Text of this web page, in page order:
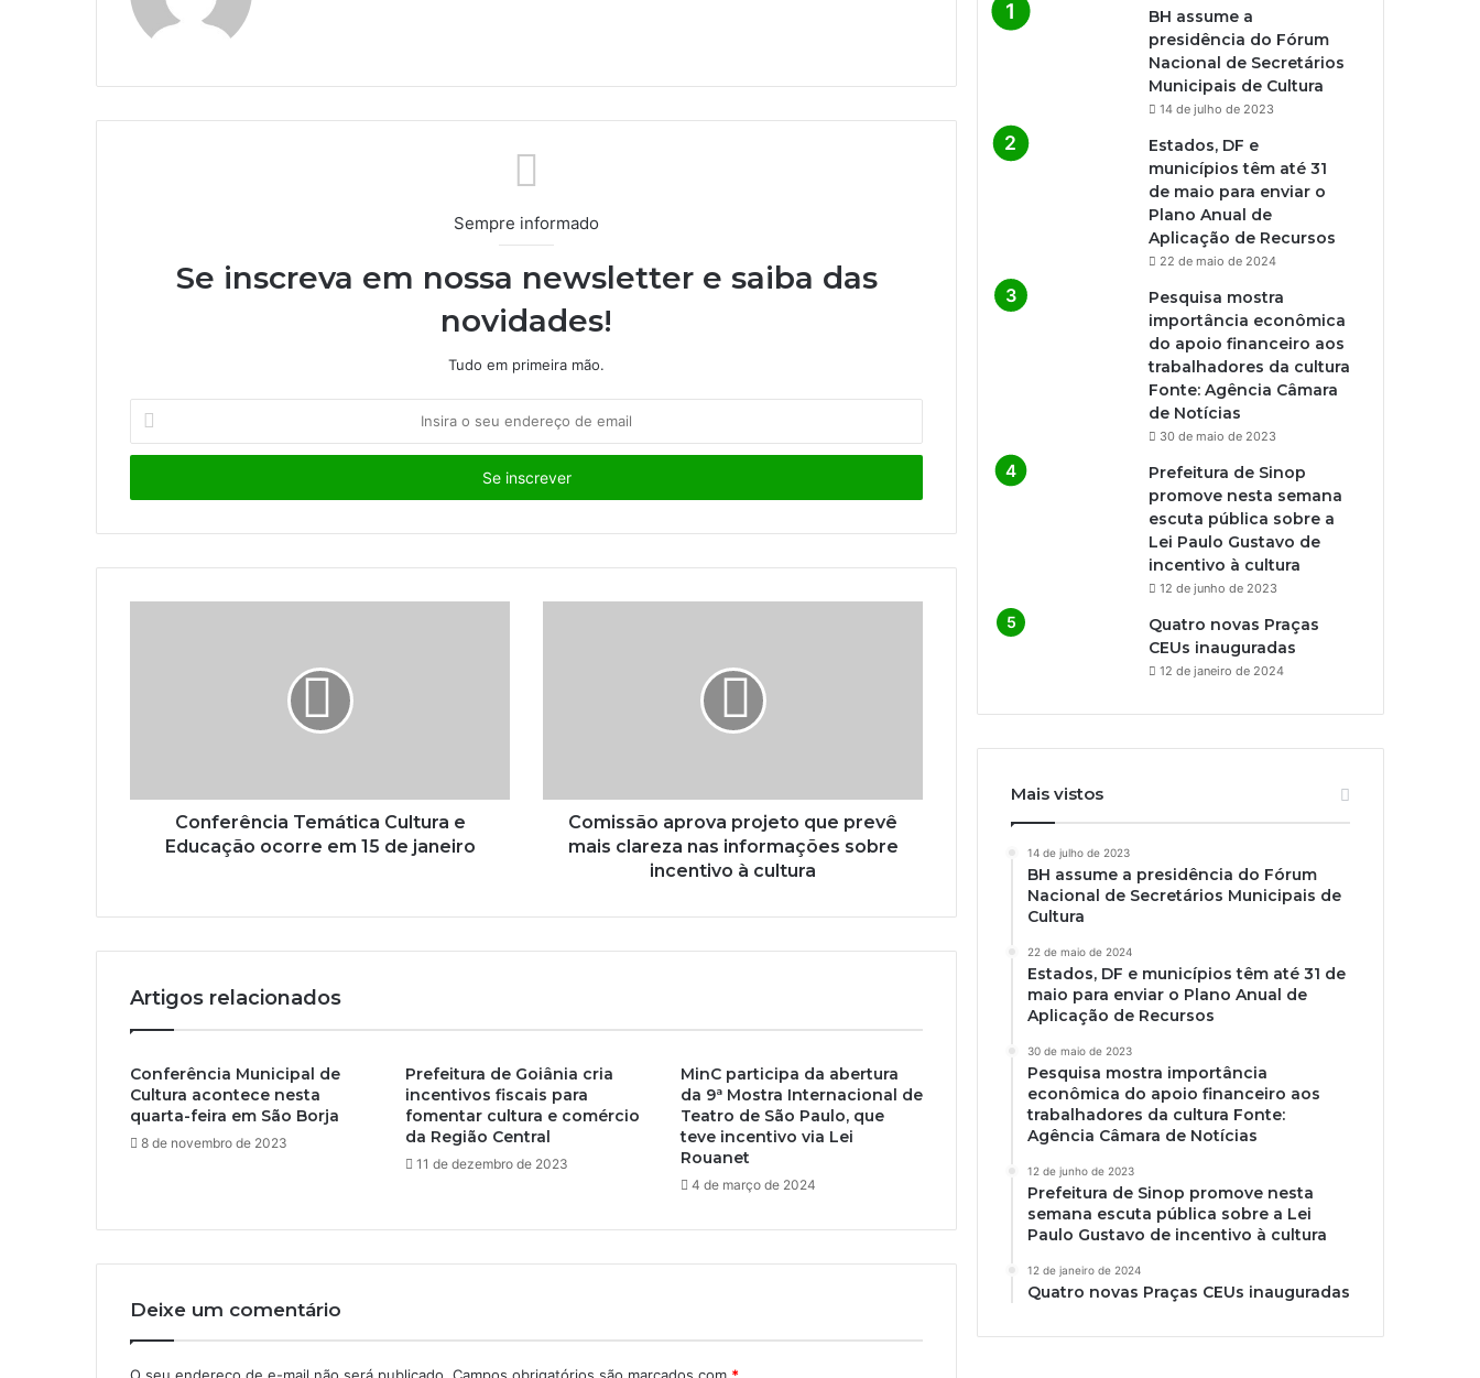
Sempre informado
Se inscreva em nossa newsletter e saiba das
novidades!
Tudo em primeira mão.
s
r
s
o
a
Conferência Temática Cultura e
Educação ocorre em 15 de janeiro
Comissão aprova projeto que prevê
mais clareza nas informações sobre
incentivo à cultura
Artigos relacionados
Conferência Municipal de
Cultura acontece nesta
quarta-feira em São Borja
8 de novembro de 2023
Prefeitura de Goiânia cria
incentivos fiscais para
fomentar cultura e comércio
da Região Central
11 de dezembro de 2023
MinC participa da abertura
da 9ª Mostra Internacional de
Teatro de São Paulo, que
teve incentivo via Lei
Rouanet
4 de março de 2024
Deixe um comentário
O seu endereço de e-mail não será publicado. Campos obrigatórios são marcados com *
BH assume a
presidência do Fórum
Nacional de Secretários
Municipais de Cultura
14 de julho de 2023
Estados, DF e
municípios têm até 31
de maio para enviar o
Plano Anual de
Aplicação de Recursos
22 de maio de 2024
Pesquisa mostra
importância econômica
do apoio financeiro aos
trabalhadores da cultura
Fonte: Agência Câmara
de Notícias
30 de maio de 2023
Prefeitura de Sinop
promove nesta semana
escuta pública sobre a
Lei Paulo Gustavo de
incentivo à cultura
12 de junho de 2023
Quatro novas Praças
CEUs inauguradas
12 de janeiro de 2024
Mais vistos
14 de julho de 2023
BH assume a presidência do Fórum
Nacional de Secretários Municipais de
Cultura
22 de maio de 2024
Estados, DF e municípios têm até 31 de
maio para enviar o Plano Anual de
Aplicação de Recursos
30 de maio de 2023
Pesquisa mostra importância
econômica do apoio financeiro aos
trabalhadores da cultura Fonte:
Agência Câmara de Notícias
12 de junho de 2023
Prefeitura de Sinop promove nesta
semana escuta pública sobre a Lei
Paulo Gustavo de incentivo à cultura
12 de janeiro de 2024
Quatro novas Praças CEUs inauguradas